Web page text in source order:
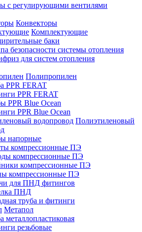
с регулирующими вентилями
Конвекторы
Комплектующие
баки
безопасности системы отопления
для систем отопления
Полипропилен
PPR FERAT
PPR FERAT
PPR Blue Ocean
PPR Blue Ocean
Полиэтиленовый
напорные
компрессионные ПЭ
компрессионные ПЭ
компрессионные ПЭ
компрессионные ПЭ
для ПНД фитингов
ПНД
труба и фитинги
Метапол
металлопластиковая
резьбовые